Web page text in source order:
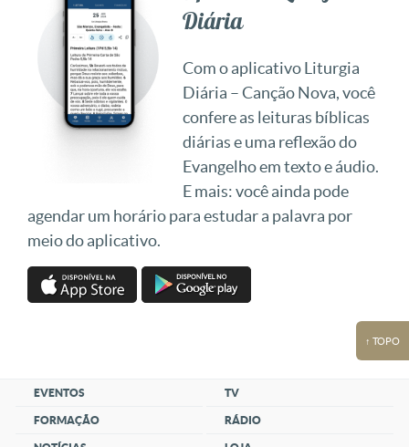
Diária
Com o aplicativo Liturgia
Diária – Canção Nova, você
confere as leituras bíblicas
diárias e uma reflexão do
Evangelho em texto e áudio.
E mais: você ainda pode
agendar um horário para estudar a palavra por
meio do aplicativo.
↑ TOPO
EVENTOS
FORMAÇÃO
TV
RÁDIO